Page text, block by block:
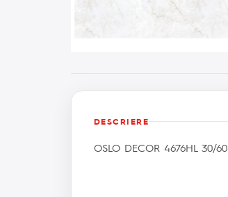
DESCRIERE
OSLO DECOR 4676HL 30/60